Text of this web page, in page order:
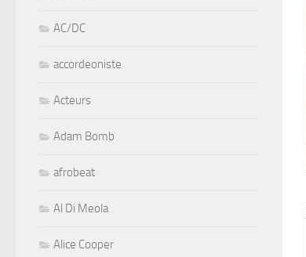
AC/DC
accordeoniste
Acteurs
Adam Bomb
afrobeat
Al Di Meola
Alice Cooper